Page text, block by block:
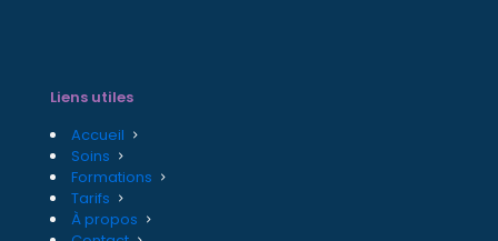
Liens utiles
Accueil
Soins
Formations
Tarifs
À propos